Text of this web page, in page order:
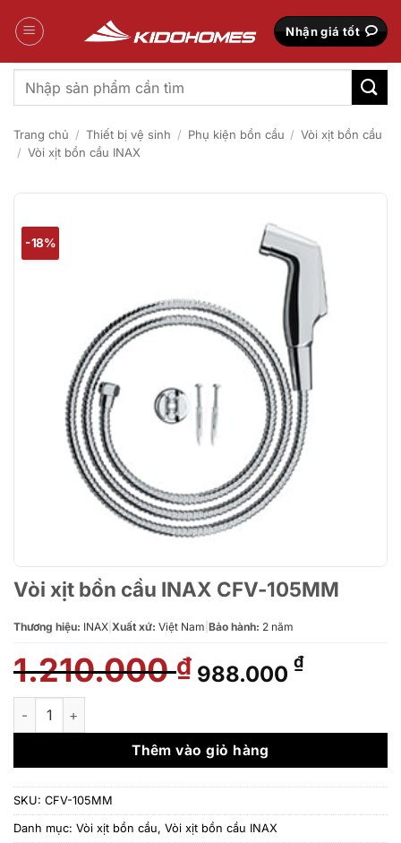
qua
Nhận giá tốt
Tìm
kiếm:
Trang chủ / Thiết bị vệ sinh / Phụ kiện bồn cầu / Vòi xịt bồn cầu
/ Vòi xịt bồn cầu INAX
-18%
Vòi xịt bồn cầu INAX CFV-105MM
Thương hiệu: INAX Xuất xứ: Việt Nam Bảo hành: 2 năm
1.210.000₫ Giá
gốc
1.210.000 ₫.
988.000 ₫Giá
là:
Vòi xịt bồn cầu INAX CFV-105MM số lượng
Thêm vào giỏ hàng
SKU: CFV-105MM
Danh mục: Vòi xịt bồn cầu, Vòi xịt bồn cầu INAX